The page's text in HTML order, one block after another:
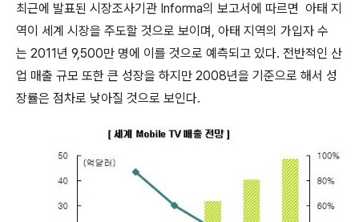
최근에 발표된 시장조사기관 Informa의 보고서에 따르면 아태 지
역이 세계 시장을 주도할 것으로 보이며, 아태 지역의 가입자 수
는 2011년 9,500만 명에 이를 것으로 예측되고 있다. 전반적인 산
업 매출 규모 또한 큰 성장을 하지만 2008년을 기준으로 해서 성
장률은 점차로 낮아질 것으로 보인다.